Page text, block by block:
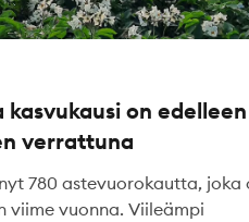
on edelleen
verrattuna
780 astevuorokautta, joka
viime vuonna. Viileämpi